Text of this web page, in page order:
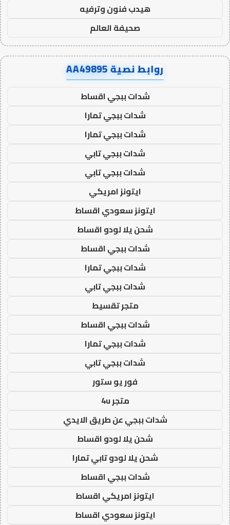
هيدب فنون وترفيه
صحيفة العالم
روابط نصية AA49895
شدات ببجي اقساط
شدات ببجي تمارا
شدات ببجي تمارا
شدات ببجي تابي
شدات ببجي تابي
ايتونز امريكي
ايتونز سعودي اقساط
شحن يلا لودو اقساط
شدات ببجي اقساط
شدات ببجي تمارا
شدات ببجي تابي
متجر تقسيط
شدات ببجي اقساط
شدات ببجي تمارا
شدات ببجي تابي
فور يو ستور
متجر 4u
شدات ببجي عن طريق الايدي
شحن يلا لودو اقساط
شحن يلا لودو تابي تمارا
شدات ببجي اقساط
ايتونز امريكي اقساط
ايتونز سعودي اقساط